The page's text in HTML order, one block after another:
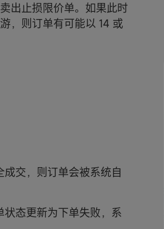
出止损限价单。如果此时
，则订单有可能以 14 或
交，则订单会被系统自
态更新为下单失败，系